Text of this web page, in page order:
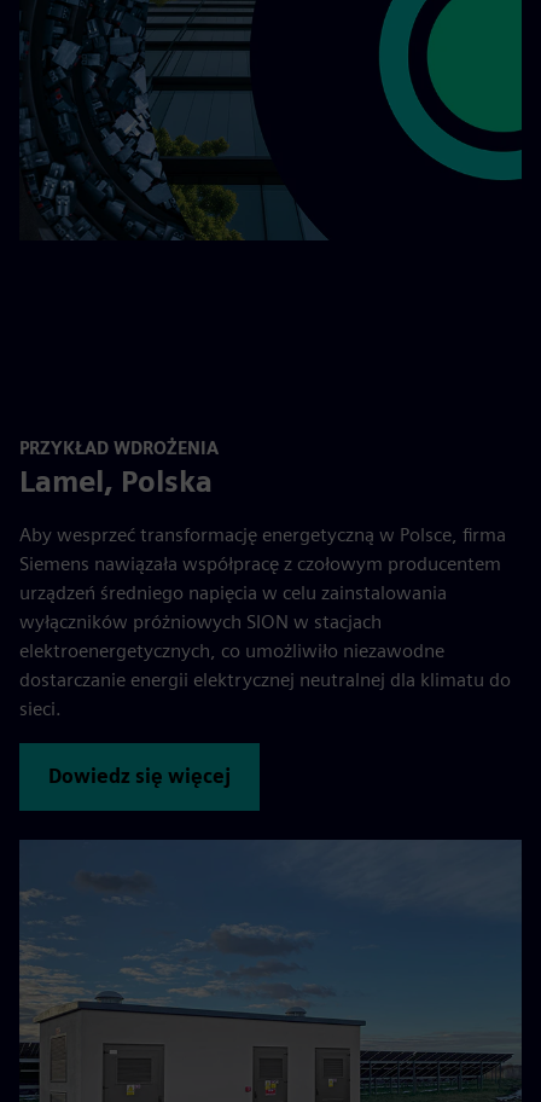
PRZYKŁAD WDROŻENIA
Lamel, Polska
Aby wesprzeć transformację energetyczną w Polsce, firma
Siemens nawiązała współpracę z czołowym producentem
urządzeń średniego napięcia w celu zainstalowania
wyłączników próżniowych SION w stacjach
elektroenergetycznych, co umożliwiło niezawodne
dostarczanie energii elektrycznej neutralnej dla klimatu do
sieci.
Dowiedz się więcej